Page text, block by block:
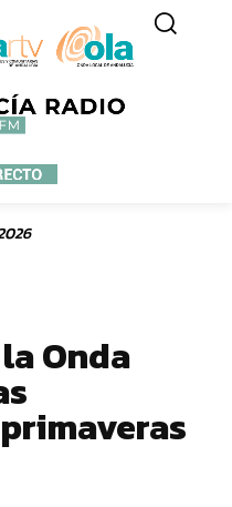
Onda